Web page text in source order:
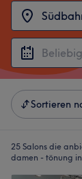
Sortieren
25 Salons die
damen - tönung